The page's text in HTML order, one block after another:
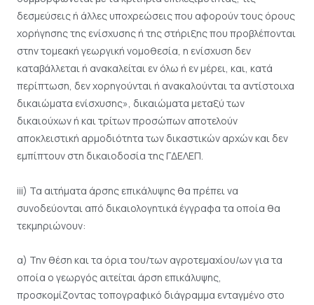
δεσμεύσεις ή άλλες υποχρεώσεις που αφορούν τους όρους
χορήγησης της ενίσχυσης ή της στήριξης που προβλέπονται
στην τομεακή γεωργική νομοθεσία, η ενίσχυση δεν
καταβάλλεται ή ανακαλείται εν όλω ή εν μέρει, και, κατά
περίπτωση, δεν χορηγούνται ή ανακαλούνται τα αντίστοιχα
δικαιώματα ενίσχυσης», δικαιώματα μεταξύ των
δικαιούχων ή και τρίτων προσώπων αποτελούν
αποκλειστική αρμοδιότητα των δικαστικών αρχών και δεν
εμπίπτουν στη δικαιοδοσία της ΓΔΕΛΕΠ.
iii) Τα αιτήματα άρσης επικάλυψης θα πρέπει να
συνοδεύονται από δικαιολογητικά έγγραφα τα οποία θα
τεκμηριώνουν:
α) Την θέση και τα όρια του/των αγροτεμαχίου/ων για τα
οποία ο γεωργός αιτείται άρση επικάλυψης,
προσκομίζοντας τοπογραφικό διάγραμμα ενταγμένο στο